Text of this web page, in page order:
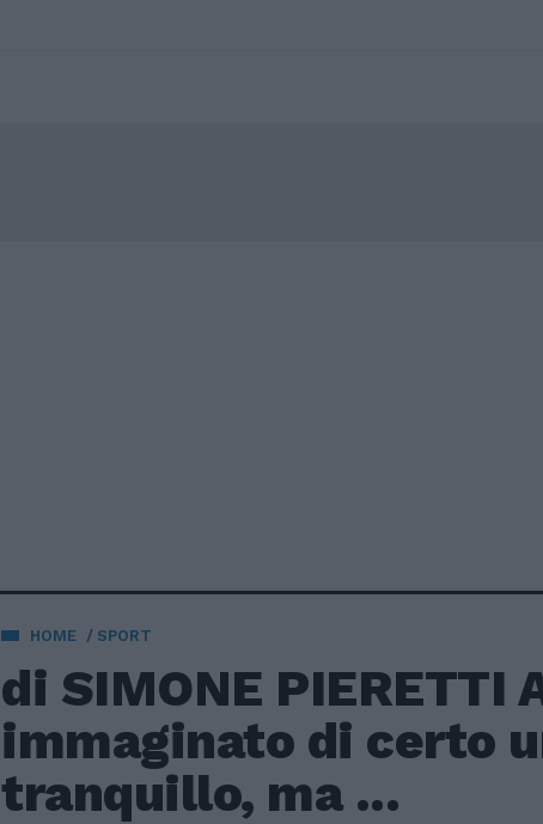
HOME SPORT
di SIMONE PIERETTI
immaginato di certo
tranquillo, ma ...